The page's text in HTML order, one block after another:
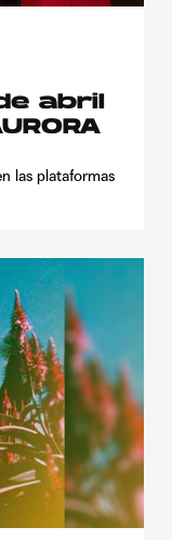
agency. TODOS LOS
abril
las plataformas